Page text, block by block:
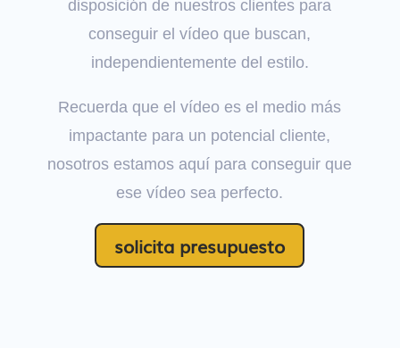
disposición de nuestros clientes para
conseguir el vídeo que buscan,
independientemente del estilo.
Recuerda que el vídeo es el medio más
impactante para un potencial cliente,
nosotros estamos aquí para conseguir que
ese vídeo sea perfecto.
solicita presupuesto